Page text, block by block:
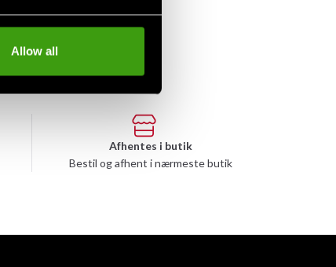
Allow all
Afhentes i butik
Bestil og afhent i nærmeste butik